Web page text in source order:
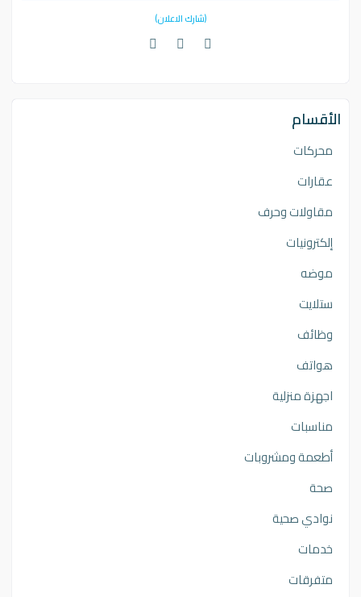
(شارك الاعلان)
الأقسام
محركات
عقارات
مقاولات وحرف
إلكترونيات
موضه
ستلايت
وظائف
هواتف
اجهزة منزلية
مناسبات
أطعمة ومشروبات
صحة
نوادي صحية
خدمات
متفرقات